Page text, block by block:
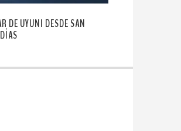
DE UYUNI DESDE SAN